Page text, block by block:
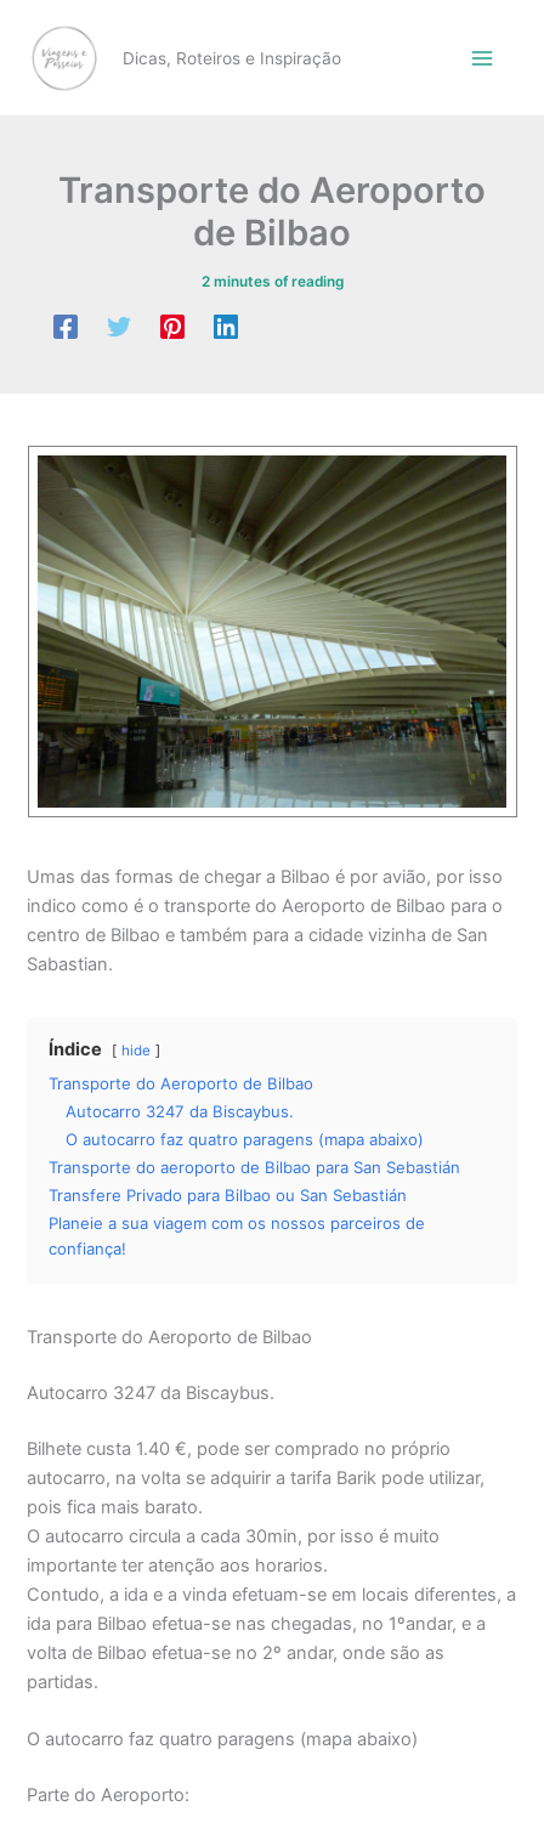
content
Dicas, Roteiros e Inspiração
Transporte do Aeroporto
de Bilbao
2 minutes of reading
Umas das formas de chegar a Bilbao é por avião, por isso
indico como é o transporte do Aeroporto de Bilbao para o
centro de Bilbao e também para a cidade vizinha de San
Sabastian.
Índice hide
Transporte do Aeroporto de Bilbao
Autocarro 3247 da Biscaybus.
O autocarro faz quatro paragens (mapa abaixo)
Transporte do aeroporto de Bilbao para San Sebastián
Transfere Privado para Bilbao ou San Sebastián
Planeie a sua viagem com os nossos parceiros de
confiança!
Transporte do Aeroporto de Bilbao
Autocarro 3247 da Biscaybus.
Bilhete custa 1.40 €, pode ser comprado no próprio
autocarro, na volta se adquirir a tarifa Barik pode utilizar,
pois fica mais barato.
O autocarro circula a cada 30min, por isso é muito
importante ter atenção aos horarios.
Contudo, a ida e a vinda efetuam-se em locais diferentes, a
ida para Bilbao efetua-se nas chegadas, no 1ºandar, e a
volta de Bilbao efetua-se no 2º andar, onde são as
partidas.
O autocarro faz quatro paragens (mapa abaixo)
Parte do Aeroporto: